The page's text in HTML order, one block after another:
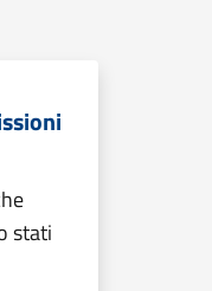
stati